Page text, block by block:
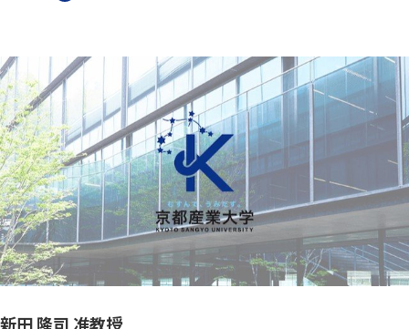
新田 隆司 准教授